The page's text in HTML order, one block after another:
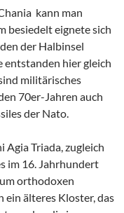
kann man
besiedelt eignete sich
der Halbinsel
entstanden hier gleich
militärisches
70er-Jahren auch
der Nato.
Agia Triada, zugleich
im 16. Jahrhundert
orthodoxen
älteres Kloster, das